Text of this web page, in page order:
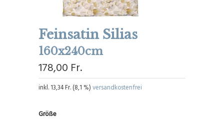
Feinsatin Silias
160x240cm
178,00 Fr.
inkl. 13,34 Fr. (8,1 %)versandkostenfrei
Größe